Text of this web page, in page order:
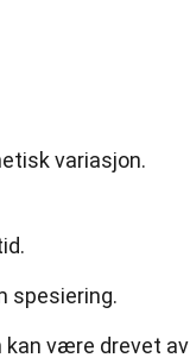
variasjon.
spesiering.
kan være drevet av